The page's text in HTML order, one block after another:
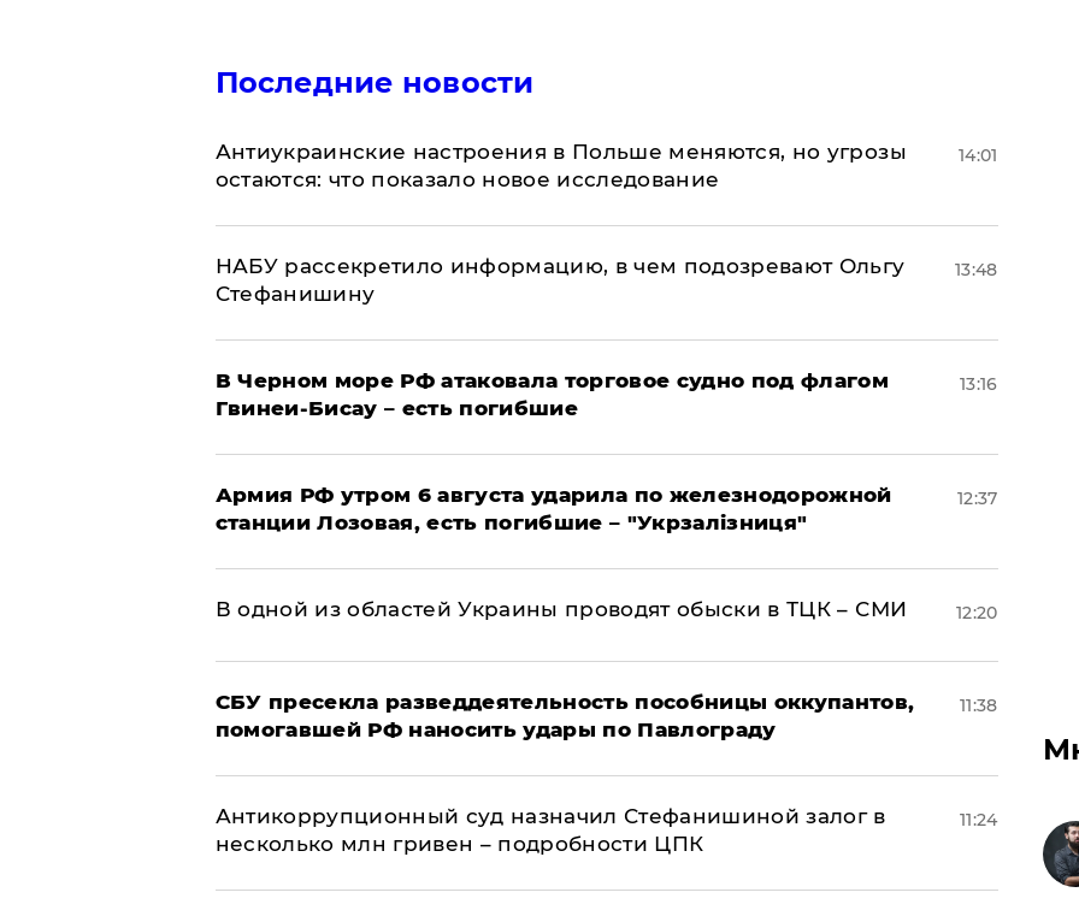
Последние новости
Антиукраинские настроения в Польше меняются, но угрозы
остаются: что показало новое исследование
14:01
НАБУ рассекретило информацию, в чем подозревают Ольгу
Стефанишину
13:48
В Черном море РФ атаковала торговое судно под флагом
Гвинеи-Бисау – есть погибшие
13:16
Армия РФ утром 6 августа ударила по железнодорожной
станции Лозовая, есть погибшие – "Укрзалізниця"
12:37
В одной из областей Украины проводят обыски в ТЦК – СМИ 12:20
СБУ пресекла разведдеятельность пособницы оккупантов,
помогавшей РФ наносить удары по Павлограду
11:38
Антикоррупционный суд назначил Стефанишиной залог в
несколько млн гривен – подробности ЦПК
11:24